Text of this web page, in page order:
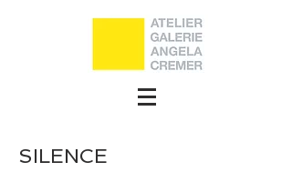
SILENCE